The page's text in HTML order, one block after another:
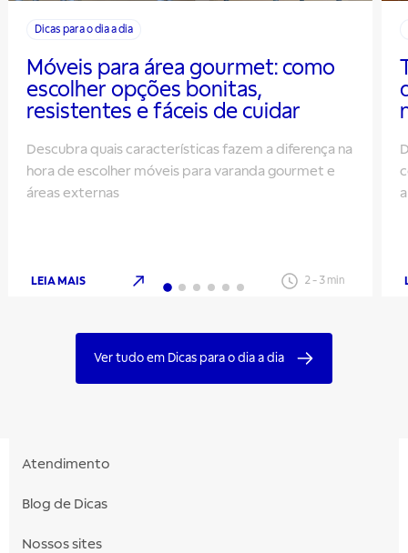
Dicas para o dia a dia
Móveis para área gourmet: como
escolher opções bonitas,
resistentes e fáceis de cuidar
Descubra quais características fazem a diferença na
hora de escolher móveis para varanda gourmet e
áreas externas
LEIA MAIS 2- 3 min
Ver tudo em Dicas para o dia a dia
Atendimento
Blog de Dicas
Nossos sites